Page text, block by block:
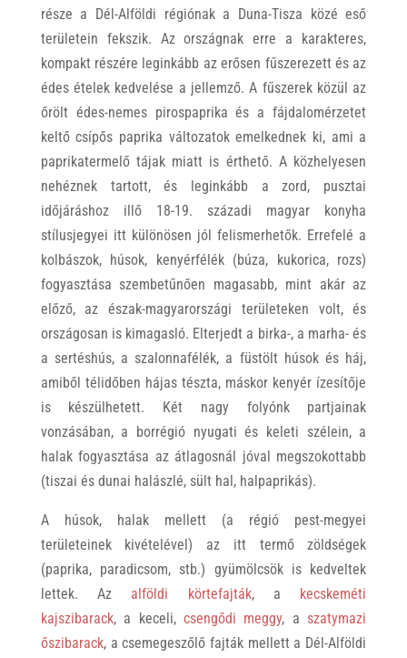
része a Dél-Alföldi régiónak a Duna-Tisza közé eső
területein fekszik. Az országnak erre a karakteres,
kompakt részére leginkább az erősen fűszerezett és az
édes ételek kedvelése a jellemző. A fűszerek közül az
őrölt édes-nemes pirospaprika és a fájdalomérzetet
keltő csípős paprika változatok emelkednek ki, ami a
paprikatermelő tájak miatt is érthető. A közhelyesen
nehéznek tartott, és leginkább a zord, pusztai
időjáráshoz illő 18-19. századi magyar konyha
stílusjegyei itt különösen jól felismerhetők. Errefelé a
kolbászok, húsok, kenyérfélék (búza, kukorica, rozs)
fogyasztása szembetűnően magasabb, mint akár az
előző, az észak-magyarországi területeken volt, és
országosan is kimagasló. Elterjedt a birka-, a marha- és
a sertéshús, a szalonnafélék, a füstölt húsok és háj,
amiből télidőben hájas tészta, máskor kenyér ízesítője
is készülhetett. Két nagy folyónk partjainak
vonzásában, a borrégió nyugati és keleti szélein, a
halak fogyasztása az átlagosnál jóval megszokottabb
(tiszai és dunai halászlé, sült hal, halpaprikás).
A húsok, halak mellett (a régió pest-megyei
területeinek kivételével) az itt termő zöldségek
(paprika, paradicsom, stb.) gyümölcsök is kedveltek
lettek. Az alföldi körtefajták, a kecskeméti
kajszibarack, a keceli, csengődi meggy, a szatymazi
őszibarack, a csemegeszőlő fajták mellett a Dél-Alföldi